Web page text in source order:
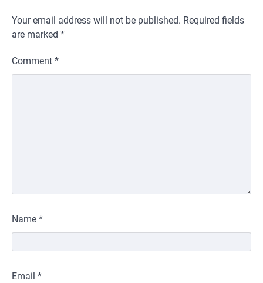
Your email address will not be published. Required fields
are marked *
Comment *
Name *
Email *